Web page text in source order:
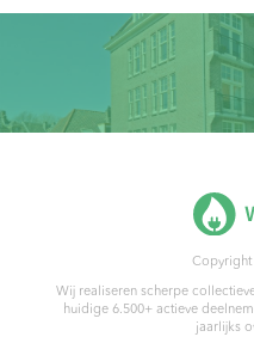
Wij realiseren scherpe
huidige 6.500+ actieve
jaarlijks